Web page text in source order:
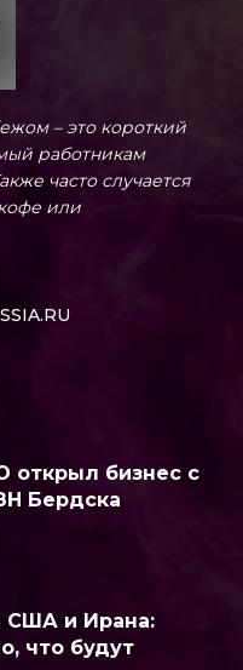
– это короткий
работникам
часто случается
или
открыл бизнес с
Бердска
США и Ирана:
что будут